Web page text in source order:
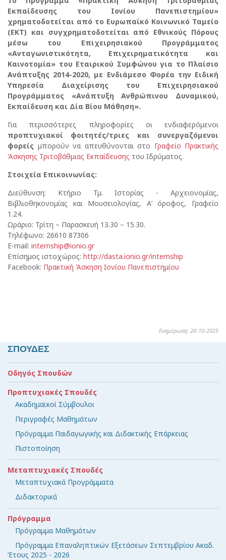
Εκπαίδευσης του Ιονίου Πανεπιστημίου»
χρηματοδοτείται από το Ευρωπαϊκό Κοινωνικό Ταμείο
(ΕΚΤ) και συγχρηματοδοτείται από Εθνικούς Πόρους
μέσω του Επιχειρησιακού Προγράμματος
«Ανταγωνιστικότητα, Επιχειρηματικότητα και
Καινοτομία» του Εταιρικού Συμφώνου για το Πλαίσιο
Ανάπτυξης 2014-2020, με Ενδιάμεσο Φορέα την Ειδική
Υπηρεσία Διαχείρισης του Επιχειρησιακού
Προγράμματος «Ανάπτυξη Ανθρώπινου Δυναμικού,
Εκπαίδευση και Δία Βίου Μάθηση».
Για περισσότερες πληροφορίες οι ενδιαφερόμενοι
προπτυχιακοί φοιτητές/τριες και συνεργαζόμενοι
φορείς μπορούν να απευθύνονται στο Γραφείο Πρακτικής
Άσκησης Τριτοβάθμιας Εκπαίδευσης του Ιδρύματος.
Στοιχεία Επικοινωνίας:
Διεύθυνση: Κτήριο Τμ. Ιστορίας - Αρχειονομίας,
Βιβλιοθηκονομίας και Μουσειολογίας, Α’ όροφος, Γραφείο
1.24.
Ωράριο: Τρίτη – Παρασκευή 13.30 – 15.30.
Τηλέφωνο: 26610 87306
E-mail: internship@ionio.gr
Επίσημος ιστοχώρος: http://dasta.ionio.gr/internship
Facebook: Πρακτική Άσκηση Ιονίου Πανεπιστημίου
Ενημέρωση: 20-10-2025
ΣΠΟΥΔΕΣ
Οδηγός Σπουδών
Προπτυχιακές Σπουδές
Ακαδημαϊκοί Σύμβουλοι
Περιγραφές Μαθημάτων
Πρόγραμμα Παιδαγωγικής και Διδακτικής Επάρκειας
Πιστοποίηση
Μεταπτυχιακές Σπουδές
Μεταπτυχιακά Προγράμματα
Διδακτορικά
Πρόγραμμα
Πρόγραμμα Μαθημάτων
Πρόγραμμα Επαναληπτικών Εξετάσεων Σεπτεμβρίου Ακαδ.
Έτους 2025 - 2026